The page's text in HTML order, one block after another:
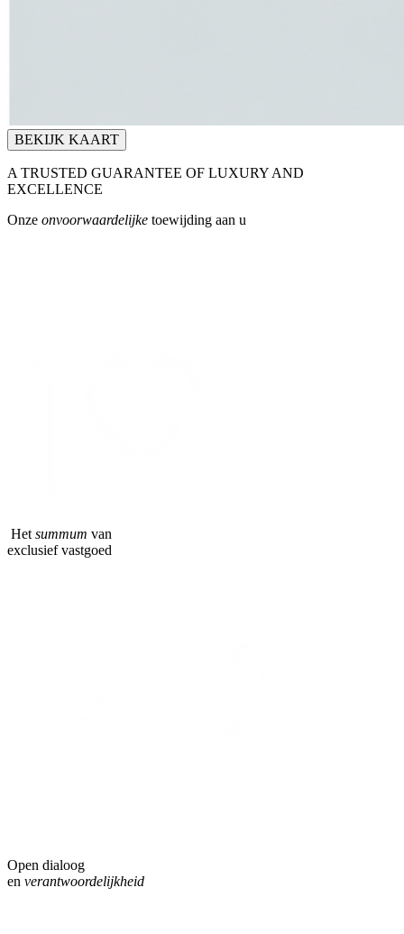
BEKIJK KAART
A TRUSTED GUARANTEE OF LUXURY AND
EXCELLENCE
Onze onvoorwaardelijke toewijding aan u
Het summum van
exclusief vastgoed
Open dialoog
en verantwoordelijkheid